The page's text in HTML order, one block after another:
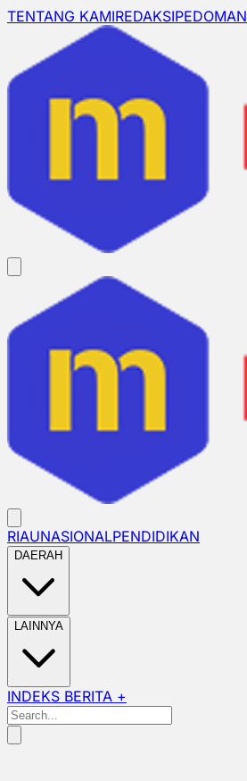
TENTANG KAMIREDAKSIPEDOMAN
RIAUNASIONALPENDIDIKAN
DAERAH
LAINNYA
INDEKS BERITA +